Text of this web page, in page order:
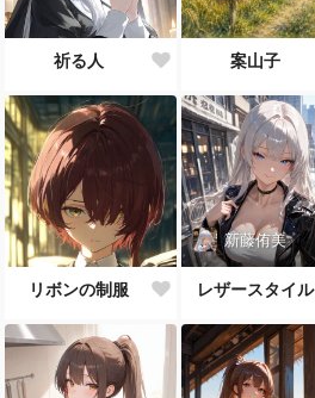
祈る人 案山子
リボンの制服
新藤侑美
レザースタイル